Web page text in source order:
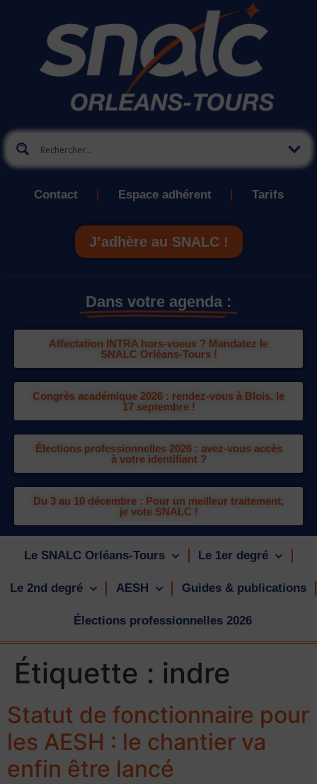
Contact Espace adhérent Tarifs
J’adhère au SNALC !
Dans votre agenda :
Affectation INTRA hors-voeux ? Mandatez le
SNALC Orléans-Tours !
Congrès académique 2026 : rendez-vous à Blois, le
17 septembre !
Élections professionnelles 2026 : avez-vous accès
à votre identifiant ?
Du 3 au 10 décembre : Pour un meilleur traitement,
je vote SNALC !
Le SNALC Orléans-Tours Le 1er degré
Le 2nd degré AESH Guides & publications
Élections professionnelles 2026
Étiquette : indre
Statut de fonctionnaire pour
les AESH : le chantier va
enfin être lancé